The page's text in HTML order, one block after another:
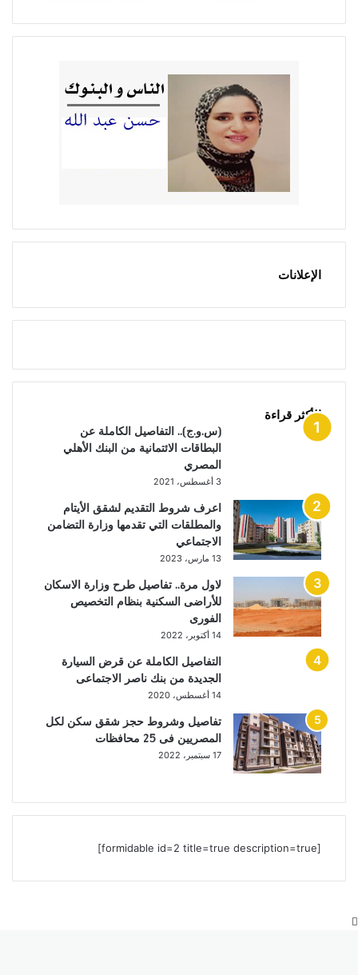
الإعلانات
الأكثر قراءة
(س.و.ج).. التفاصيل الكاملة عن
البطاقات الائتمانية من البنك الأهلي
المصري
3 أغسطس، 2021
اعرف شروط التقديم لشقق الأيتام
والمطلقات التي تقدمها وزارة التضامن
الاجتماعي
13 مارس، 2023
لاول مرة.. تفاصيل طرح وزارة الاسكان
للأراضى السكنية بنظام التخصيص
الفورى
14 أكتوبر، 2022
التفاصيل الكاملة عن قرض السيارة
الجديدة من بنك ناصر الاجتماعى
14 أغسطس، 2020
تفاصيل وشروط حجز شقق سكن لكل
المصريين فى 25 محافظات
17 سبتمبر، 2022
[formidable id=2 title=true description=true]